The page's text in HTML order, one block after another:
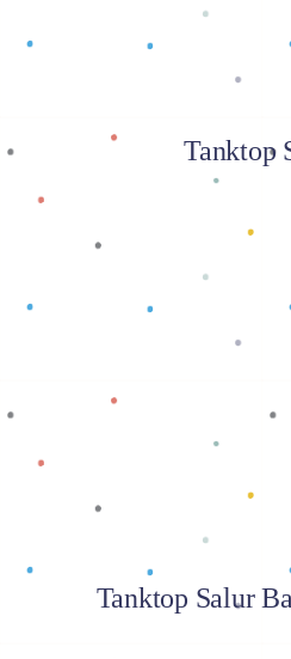
Tanktop
Tanktop Salur